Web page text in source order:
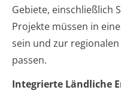
Gebiete, einschließlich
Projekte müssen in
sein und zur
passen.
Integrierte Ländliche